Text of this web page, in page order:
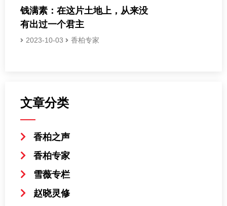
钱满素：在这片土地上，从来没
有出过一个君主
2023-10-03 香柏专家
文章分类
香柏之声
香柏专家
雪薇专栏
赵晓灵修